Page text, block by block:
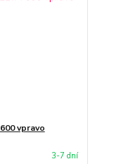
vpravo
3-7 dní